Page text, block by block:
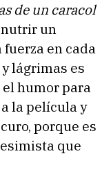
de un caracol
un
en cada
lágrimas es
humor para
la película y
porque es
que